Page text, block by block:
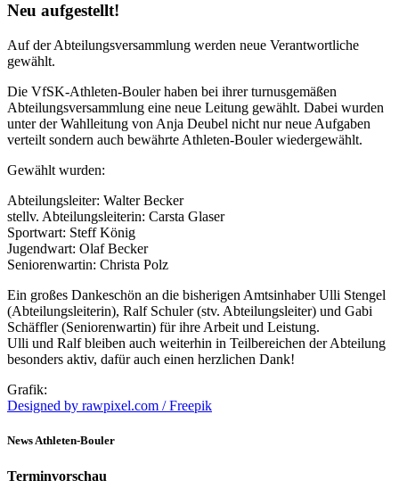
Neu aufgestellt!
Auf der Abteilungsversammlung werden neue Verantwortliche
gewählt.
Die VfSK-Athleten-Bouler haben bei ihrer turnusgemäßen
Abteilungsversammlung eine neue Leitung gewählt. Dabei wurden
unter der Wahlleitung von Anja Deubel nicht nur neue Aufgaben
verteilt sondern auch bewährte Athleten-Bouler wiedergewählt.
Gewählt wurden:
Abteilungsleiter: Walter Becker
stellv. Abteilungsleiterin: Carsta Glaser
Sportwart: Steff König
Jugendwart: Olaf Becker
Seniorenwartin: Christa Polz
Ein großes Dankeschön an die bisherigen Amtsinhaber Ulli Stengel
(Abteilungsleiterin), Ralf Schuler (stv. Abteilungsleiter) und Gabi
Schäffler (Seniorenwartin) für ihre Arbeit und Leistung.
Ulli und Ralf bleiben auch weiterhin in Teilbereichen der Abteilung
besonders aktiv, dafür auch einen herzlichen Dank!
Grafik:
Designed by rawpixel.com / Freepik
News Athleten-Bouler
Terminvorschau